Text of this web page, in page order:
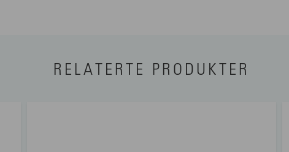
RELATERTE PRODUKTER